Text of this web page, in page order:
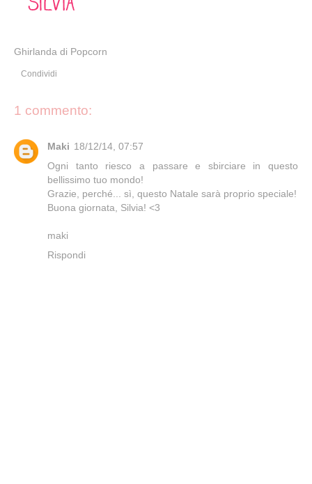
Ghirlanda di Popcorn
Condividi
1 commento:
Maki 18/12/14, 07:57
Ogni tanto riesco a passare e sbirciare in questo
bellissimo tuo mondo!
Grazie, perché... sì, questo Natale sarà proprio speciale!
Buona giornata, Silvia! <3
maki
Rispondi